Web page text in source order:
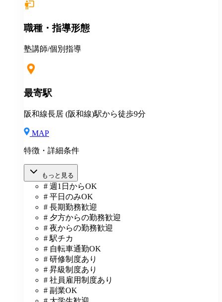
聴など)→初回研修(授業見学、授業実施)→講師デビュ
ーティング・教室長との個人面談の機会を設けており
るように、しっかり皆様のフォローをさせていただき
職種・指導形態
塾講師/個別指導
最寄駅
阪和線長居 (阪和線)駅から徒歩9分
MAP
特徴・詳細条件
もっと見る
# 週1日からOK
# 平日のみOK
# 長期勤務歓迎
# 夕方からの勤務歓迎
# 夜からの勤務歓迎
# 駅チカ
# 自転車通勤OK
# 研修制度あり
# 昇級制度あり
# 社員雇用制度あり
# 副業OK